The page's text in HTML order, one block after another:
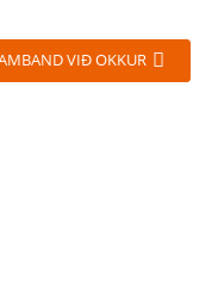
VIÐ OKKUR